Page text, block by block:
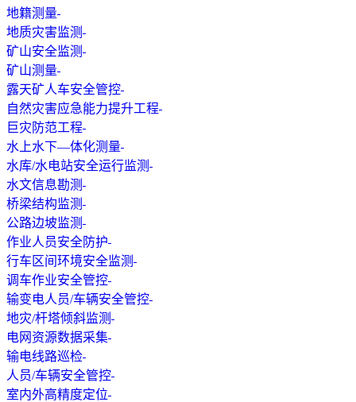
地籍测量
地质灾害监测
矿山安全监测
矿山测量
露天矿人车安全管控
自然灾害应急能力提升工程
巨灾防范工程
水上水下—体化测量
水库/水电站安全运行监测
水文信息勘测
桥梁结构监测
公路边坡监测
作业人员安全防护
行车区间环境安全监测
调车作业安全管控
输变电人员/车辆安全管控
地灾/杆塔倾斜监测
电网资源数据采集
输电线路巡检
人员/车辆安全管控
室内外高精度定位